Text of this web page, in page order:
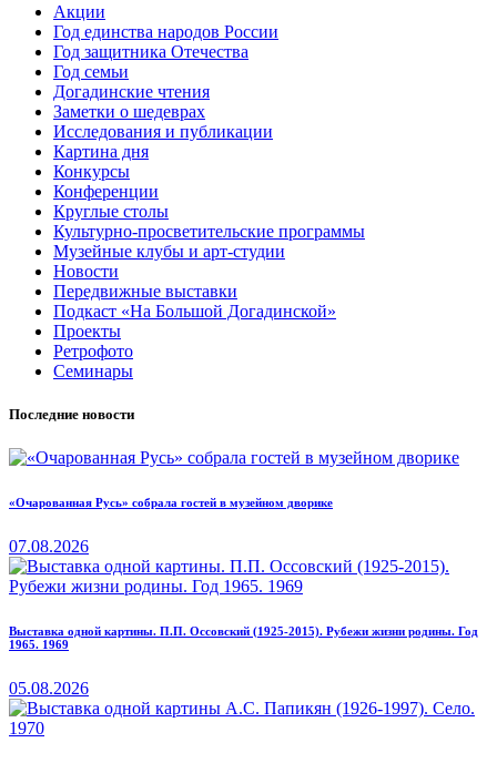
Акции
Год единства народов России
Год защитника Отечества
Год семьи
Догадинские чтения
Заметки о шедеврах
Исследования и публикации
Картина дня
Конкурсы
Конференции
Круглые столы
Культурно-просветительские программы
Музейные клубы и арт-студии
Новости
Передвижные выставки
Подкаст «На Большой Догадинской»
Проекты
Ретрофото
Семинары
Последние новости
«Очарованная Русь» собрала гостей в музейном дворике
07.08.2026
Выставка одной картины. П.П. Оссовский (1925-2015). Рубежи жизни родины. Год
1965. 1969
05.08.2026